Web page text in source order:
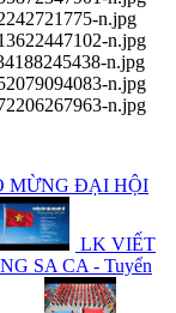
MỪNG ĐẠI HỘI
LK VIẾT
SA CA - Tuyển